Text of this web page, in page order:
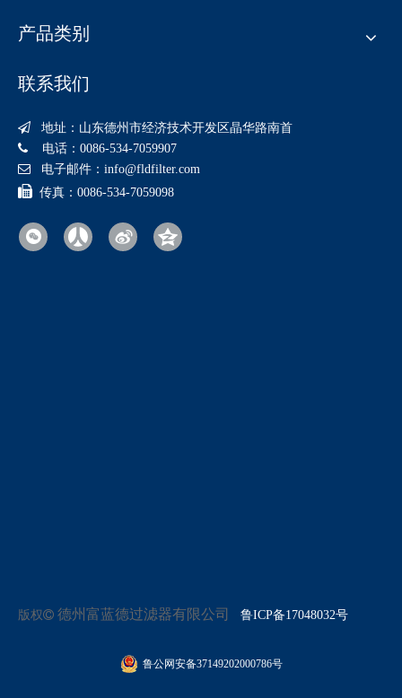
产品类别
联系我们
 地址：山东德州市经济技术开发区晶华路南首
 电话：0086-534-7059907
 电子邮件： info@fldfilter.com
 传真：0086-534-7059098
版权 德州富蓝德过滤器有限公司 鲁ICP备17048032号
鲁公网安备37149202000786号